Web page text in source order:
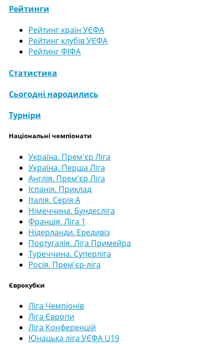
Рейтинги
Рейтинг країн УЄФА
Рейтинг клубів УЄФА
Рейтинг ФІФА
Статистика
Сьогодні народились
Турніри
Національні чемпіонати
Україна. Прем'єр Ліга
Україна. Перша Ліга
Англія. Прем'єр Ліга
Іспанія. Приклад
Італія. Серія А
Німеччина. Бундесліга
Франція. Ліга 1
Нідерланди. Ередивіз
Португалія. Ліга Примейра
Туреччина. Суперліга
Росія. Прем'єр-ліга
Єврокубки
Ліга Чемпіонів
Ліга Європи
Ліга Конференцій
Юнацька ліга УЄФА U19